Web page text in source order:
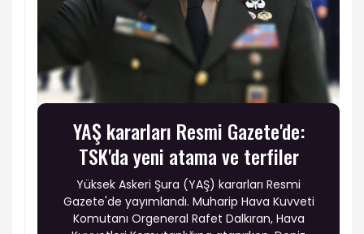
YAŞ kararları Resmi Gazete'de:
TSK'da yeni atama ve terfiler
Yüksek Askeri Şura (YAŞ) kararları Resmi
Gazete'de yayımlandı. Muharip Hava Kuvveti
Komutanı Orgeneral Rafet Dalkıran, Hava